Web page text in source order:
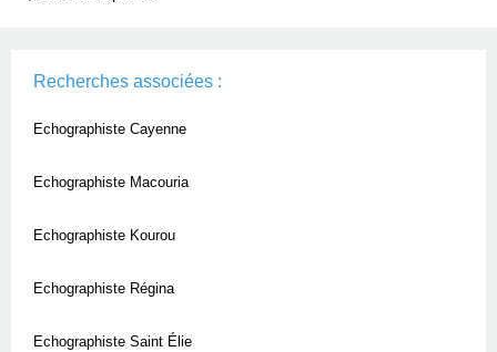
Recherches associées :
Echographiste Cayenne
Echographiste Macouria
Echographiste Kourou
Echographiste Régina
Echographiste Saint Élie